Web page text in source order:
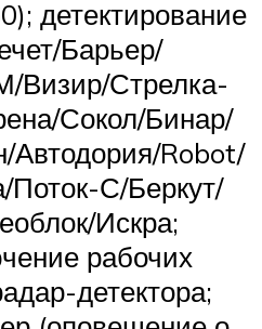
детектирование
Барьер/
Визир/Стрелка-
Сокол/Бинар/
Автодория/Robot/
Поток-С/Беркут/
Искра;
рабочих
детектора;